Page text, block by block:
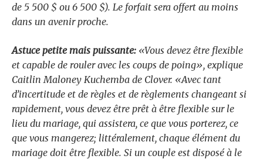
de 5 500 $ ou 6 500 $). Le forfait sera offert au moins
dans un avenir proche.
Astuce petite mais puissante: «Vous devez être flexible
et capable de rouler avec les coups de poing», explique
Caitlin Maloney Kuchemba de Clover. «Avec tant
d’incertitude et de règles et de règlements changeant si
rapidement, vous devez être prêt à être flexible sur le
lieu du mariage, qui assistera, ce que vous porterez, ce
que vous mangerez; littéralement, chaque élément du
mariage doit être flexible. Si un couple est disposé à le